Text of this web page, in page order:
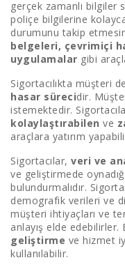
gerçek zamanlı bilgiler
poliçe bilgilerine
durumunu takip
belgeleri, çevrimiçi
uygulamalar gibi
Sigortacılıkta müşteri
hasar sürecidir.
istemektedir.
kolaylaştırabilen ve
araçlara yatırım
Sigortacılar, veri ve
ve geliştirmede
bulundurmalıdır.
demografik verileri ve
müşteri ihtiyaçları ve
anlayış elde
geliştirme ve hizmet
kullanılabilir.